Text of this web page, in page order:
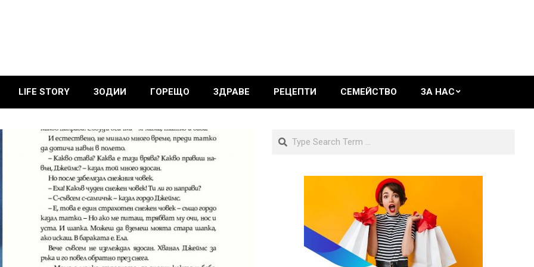
LIFE STORY ЗОДИИ ГОРЕЩО ЗДРАВЕ РЕЦЕПТИ СЕМЕЙСТВО ЗА НАС
Search